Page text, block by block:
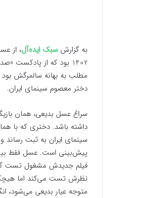
به گزارش سبک ایده‌آل، از
1402 بود که از پادکست
دختر معصوم سینمای ایران.
سراغ عسل بدیعی، همان
داشته باشد. دختری که با
سینمای ایران به ثبت رساند
پیش‌بینی است. عسل فقط
فیلم جدیدش مشغول تست
نظرش تست می‌کند اما
متوجه عیار بدیعی می‌شود،